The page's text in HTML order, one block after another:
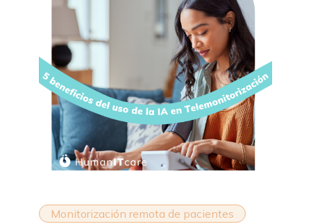
Monitorización remota de pacientes